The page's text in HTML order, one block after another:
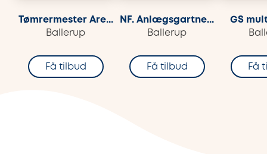
Tømrermester Are...
Ballerup
Få tilbud
NF. Anlægsgartne...
Ballerup
Få tilbud
GS
Få